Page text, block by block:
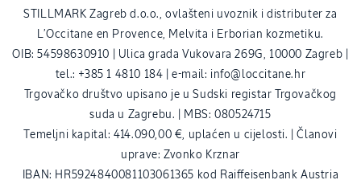
STILLMARK Zagreb d.o.o., ovlašteni uvoznik i distributer za
L’Occitane en Provence, Melvita i Erborian kozmetiku.
OIB: 54598630910 | Ulica grada Vukovara 269G, 10000 Zagreb |
tel.: +385 1 4810 184 | e-mail: info@loccitane.hr
Trgovačko društvo upisano je u Sudski registar Trgovačkog
suda u Zagrebu. | MBS: 080524715
Temeljni kapital: 414.090,00 €, uplaćen u cijelosti. | Članovi
uprave: Zvonko Krznar
IBAN: HR5924840081103061365 kod Raiffeisenbank Austria